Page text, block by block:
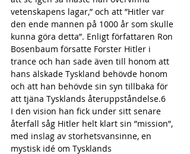
vetenskapens lagar,” och att ”Hitler var
den ende mannen på 1000 år som skulle
kunna göra detta”. Enligt författaren Ron
Bosenbaum försatte Forster Hitler i
trance och han sade även till honom att
hans älskade Tyskland behövde honom
och att han behövde sin syn tillbaka för
att tjäna Tysklands återuppståndelse.6
I den vision han fick under sitt senare
återfall såg Hitler helt klart sin ”mission”,
med inslag av storhetsvansinne, en
mystisk idé om Tysklands